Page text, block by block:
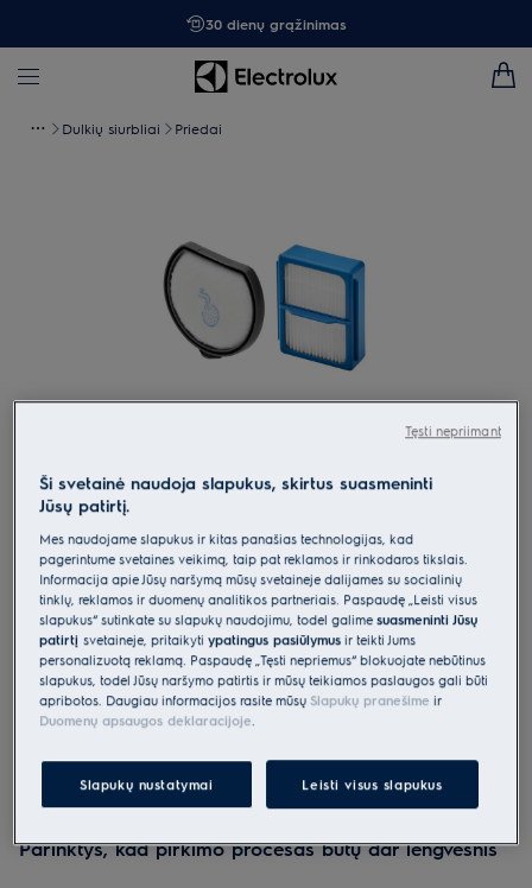
30 dienų grąžinimas
Dulkių siurbliai Priedai
ESKQ9
Filtrų rinkinys 600 ir „Pure Q9“
serijos belaidžiams dulkių
siurbliams
0 (0)
Pagrindiniai privalumai
Parinktys, kad pirkimo procesas būtų dar lengvesnis
Ši svetainė naudoja slapukus, skirtus suasmeninti
Jūsų patirtį.
Mes naudojame slapukus ir kitas panašias technologijas, kad
pagerintume svetainės veikimą, taip pat reklamos ir rinkodaros tikslais.
Informacija apie Jūsų naršymą mūsų svetainėje dalijamės su socialinių
tinklų, reklamos ir duomenų analitikos partneriais. Paspaudę „Leisti visus
slapukus“ sutinkate su slapukų naudojimu, todėl galimesuasmeninti Jūsų
patirtįsvetainėje, pritaikytiypatingus pasiūlymus ir teikti Jums
personalizuotą reklamą. Paspaudę „Tęsti nepriėmus“ blokuojate nebūtinus
slapukus, todėl Jūsų naršymo patirtis ir mūsų teikiamos paslaugos gali būti
apribotos. Daugiau informacijos rasite mūsų Slapukų pranešime ir
Duomenų apsaugos deklaracijoje
Slapukų nustatymai Leisti visus slapukus
Tęsti nepriimant